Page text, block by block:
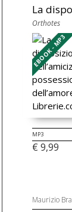
La
Orthotes
EBOOK - MP3
MP3
€ 9,99
Maurizio